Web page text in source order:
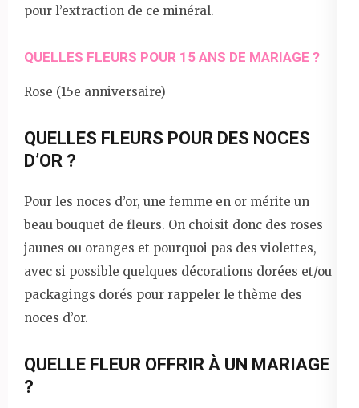
pour l’extraction de ce minéral.
QUELLES FLEURS POUR 15 ANS DE MARIAGE ?
Rose (15e anniversaire)
QUELLES FLEURS POUR DES NOCES
D’OR ?
Pour les noces d’or, une femme en or mérite un
beau bouquet de fleurs. On choisit donc des roses
jaunes ou oranges et pourquoi pas des violettes,
avec si possible quelques décorations dorées et/ou
packagings dorés pour rappeler le thème des
noces d’or.
QUELLE FLEUR OFFRIR À UN MARIAGE
?